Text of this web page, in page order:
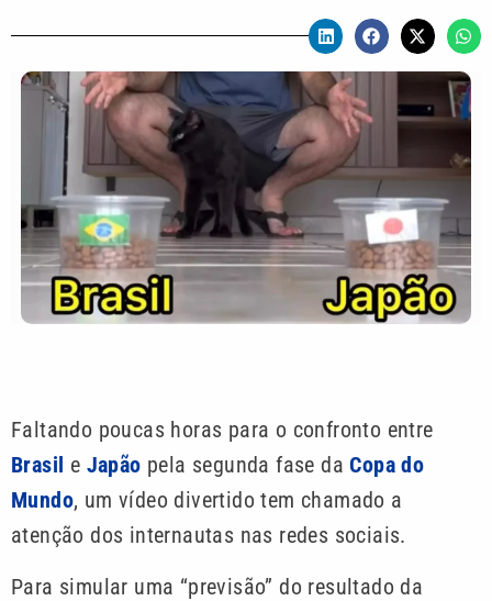
Faltando poucas horas para o confronto entre
Brasil e Japão pela segunda fase daCopa do
Mundo, um vídeo divertido tem chamado a
atenção dos internautas nas redes sociais.
Para simular uma “previsão” do resultado da